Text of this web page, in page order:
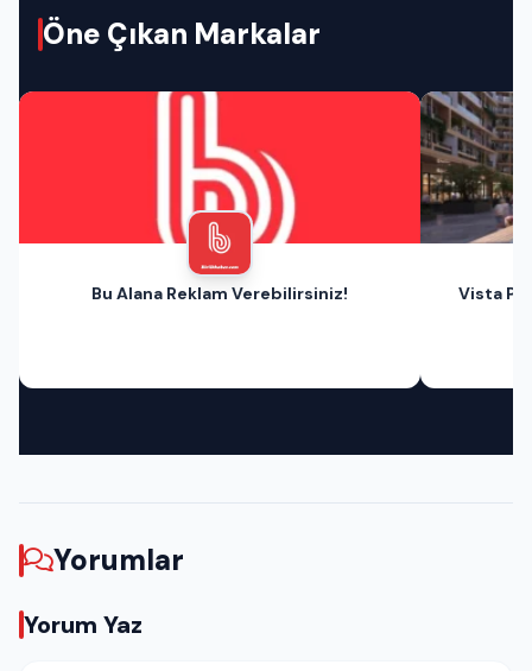
Öne Çıkan Markalar
Bu Alana Reklam Verebilirsiniz! Vista
Yorumlar
Yorum Yaz